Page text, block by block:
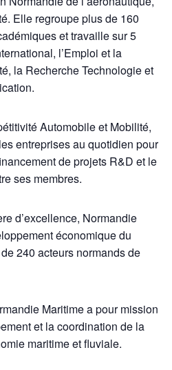
Elle regroupe plus de 160
et travaille sur 5
l’Emploi et la
la Recherche Technologie et
Automobile et Mobilité,
entreprises au quotidien pour
de projets R&D et le
ses membres.
d’excellence, Normandie
économique du
240 acteurs normands de
Maritime a pour mission
et la coordination de la
maritime et fluviale.